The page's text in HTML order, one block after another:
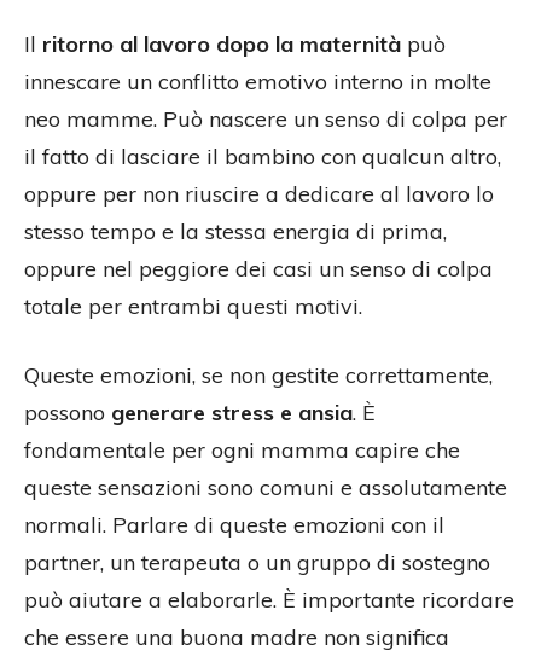
Il ritorno al lavoro dopo la maternità può
innescare un conflitto emotivo interno in molte
neo mamme. Può nascere un senso di colpa per
il fatto di lasciare il bambino con qualcun altro,
oppure per non riuscire a dedicare al lavoro lo
stesso tempo e la stessa energia di prima,
oppure nel peggiore dei casi un senso di colpa
totale per entrambi questi motivi.
Queste emozioni, se non gestite correttamente,
possono generare stress e ansia. È
fondamentale per ogni mamma capire che
queste sensazioni sono comuni e assolutamente
normali. Parlare di queste emozioni con il
partner, un terapeuta o un gruppo di sostegno
può aiutare a elaborarle. È importante ricordare
che essere una buona madre non significa